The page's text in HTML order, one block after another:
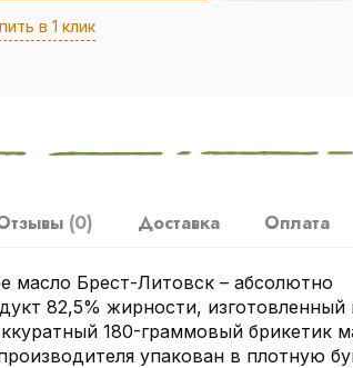
в 1 клик
(0) Доставка Оплата
масло Брест-Литовск – абсолютно
82,5% жирности, изготовленный
180-граммовый брикетик
упакован в плотную